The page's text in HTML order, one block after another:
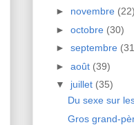
► novembre (22)
► octobre (30)
► septembre
► août (39)
▼ juillet (35)
Du sexe sur
Gros grand-